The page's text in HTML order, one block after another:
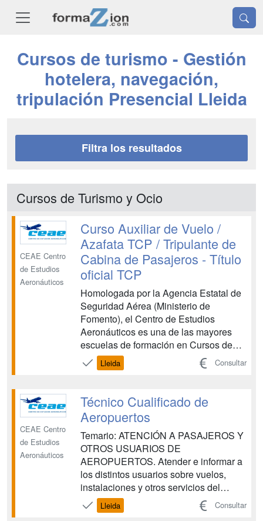
Cursos de turismo - Gestión
hotelera, navegación,
tripulación Presencial Lleida
Filtra los resultados
Cursos de Turismo y Ocio
CEAE Centro
de Estudios
Aeronáuticos
Curso Auxiliar de Vuelo /
Azafata TCP / Tripulante de
Cabina de Pasajeros - Título
oficial TCP
Homologada por la Agencia Estatal de
Seguridad Aérea (Ministerio de
Fomento), el Centro de Estudios
Aeronáuticos es una de las mayores
escuelas de formación en Cursos de
Tripulante de Cabina de Pasajeros y
Cursos de Técnicos de Operaciones
de prestigio que colabora con las
principales compañías aéreas en la
forma...
Lleida Consultar
CEAE Centro
de Estudios
Aeronáuticos
Técnico Cualificado de
Aeropuertos
Temario: ATENCIÓN A PASAJEROS Y
OTROS USUARIOS DE
AEROPUERTOS. Atender e informar a
los distintos usuarios sobre vuelos,
instalaciones y otros servicios del
aeropuerto, siguiendo los
procedimientos establecidos, aplicando
Lleida Consultar